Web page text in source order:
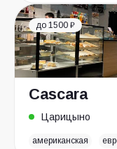
до 1500 ₽
Cascara
Царицыно
американская